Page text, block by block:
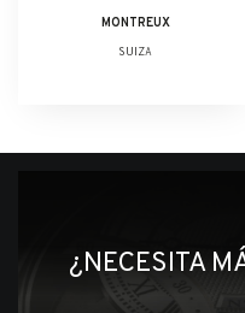
MONTREUX
SUIZA
¿NECESITA